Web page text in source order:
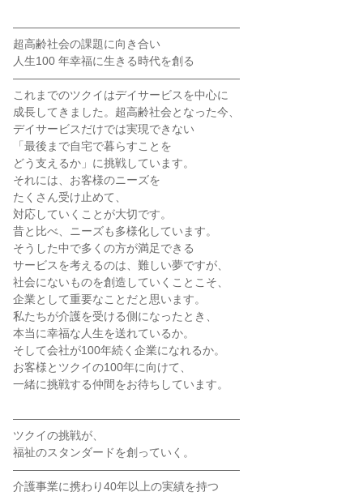
――――――――――――――――――――
超高齢社会の課題に向き合い
人生100 年幸福に生きる時代を創る
――――――――――――――――――――
これまでのツクイはデイサービスを中心に
成長してきました。超高齢社会となった今、
デイサービスだけでは実現できない
「最後まで自宅で暮らすことを
どう支えるか」に挑戦しています。
それには、お客様のニーズを
たくさん受け止めて、
対応していくことが大切です。
昔と比べ、ニーズも多様化しています。
そうした中で多くの方が満足できる
サービスを考えるのは、難しい夢ですが、
社会にないものを創造していくことこそ、
企業として重要なことだと思います。
私たちが介護を受ける側になったとき、
本当に幸福な人生を送れているか。
そして会社が100年続く企業になれるか。
お客様とツクイの100年に向けて、
一緒に挑戦する仲間をお待ちしています。
――――――――――――――――――――
ツクイの挑戦が、
福祉のスタンダードを創っていく。
――――――――――――――――――――
介護事業に携わり40年以上の実績を持つ